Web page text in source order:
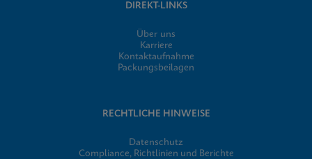
DIREKT-LINKS
Über uns
Karriere
Kontaktaufnahme
Packungsbeilagen
RECHTLICHE HINWEISE
Datenschutz
Compliance, Richtlinien und Berichte